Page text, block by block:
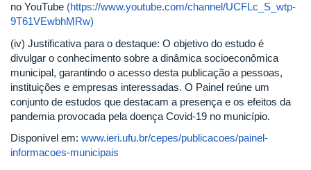
no YouTube (https://www.youtube.com/channel/UCFLc_S_wtp-
9T61VEwbhMRw)
(iv) Justificativa para o destaque: O objetivo do estudo é
divulgar o conhecimento sobre a dinâmica socioeconômica
municipal, garantindo o acesso desta publicação a pessoas,
instituições e empresas interessadas. O Painel reúne um
conjunto de estudos que destacam a presença e os efeitos da
pandemia provocada pela doença Covid-19 no município.
Disponível em: www.ieri.ufu.br/cepes/publicacoes/painel-
informacoes-municipais